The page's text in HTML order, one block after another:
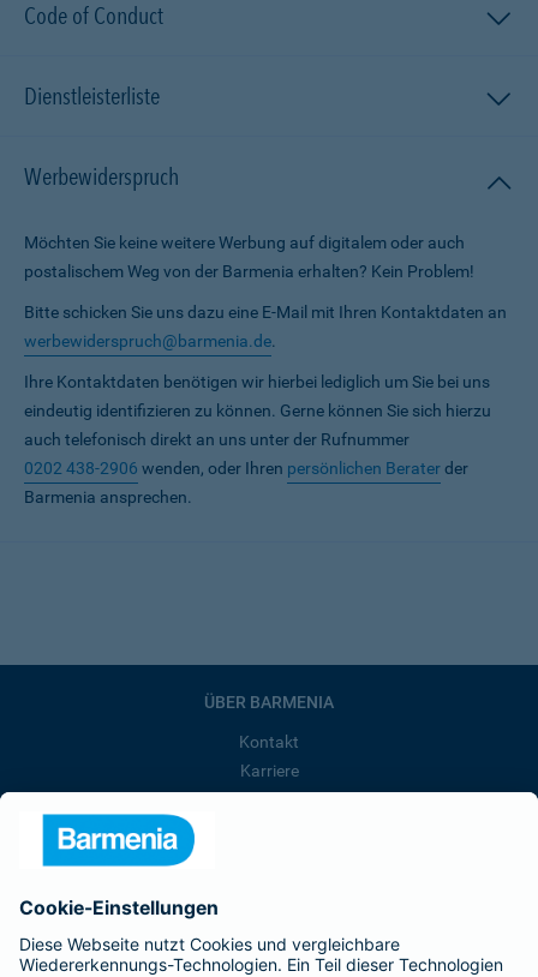
Code of Conduct
Dienstleisterliste
Werbewiderspruch
Möchten Sie keine weitere Werbung auf digitalem oder auch
postalischem Weg von der Barmenia erhalten? Kein Problem!
Bitte schicken Sie uns dazu eine E-Mail mit Ihren Kontaktdaten an
werbewiderspruch@barmenia.de.
Ihre Kontaktdaten benötigen wir hierbei lediglich um Sie bei uns
eindeutig identifizieren zu können. Gerne können Sie sich hierzu
auch telefonisch direkt an uns unter der Rufnummer
0202 438-2906 wenden, oder Ihren persönlichen Beraterder
Barmenia ansprechen.
ÜBER BARMENIA
Kontakt
Karriere
Barmenia ist Teil der BarmeniaGothaer
BELIEBTE SEITEN